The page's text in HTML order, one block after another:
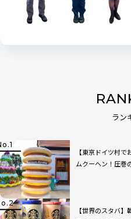
ラン
【東京ドイツ村
ムクーヘン！圧巻
【世界のスタバ